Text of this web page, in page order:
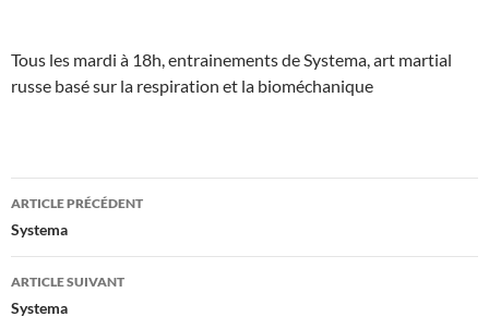
Tous les mardi à 18h, entrainements de Systema, art martial
russe basé sur la respiration et la bioméchanique
Navigation
des
articles
ARTICLE PRÉCÉDENT
Systema
ARTICLE SUIVANT
Systema